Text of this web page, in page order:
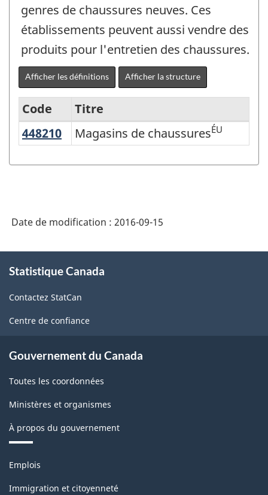
genres de chaussures neuves. Ces
établissements peuvent aussi vendre des
produits pour l'entretien des chaussures.
Afficher les définitions Afficher la structure
Variante
de
l'enquête
sur
la
active
Structure
de
classification
Code
Titre
448210 Magasins de chaussures
Magasins de chaussuresÉU
Date de modification : 2016-09-15
propos
ce
site
Statistique Canada
Contactez StatCan
Centre de confiance
Gouvernement du Canada
Toutes les coordonnées
Ministères et organismes
À propos du gouvernement
Thèmes
sujets
Emplois
Immigration et citoyenneté